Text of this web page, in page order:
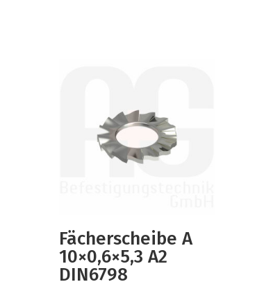
Fächerscheibe A
10×0,6×5,3 A2
DIN6798